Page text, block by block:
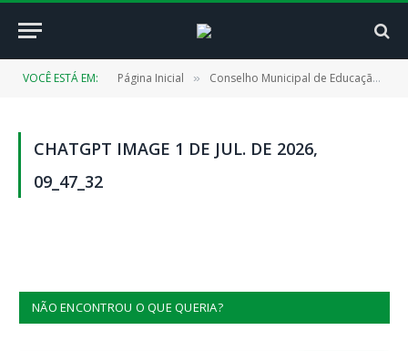
VOCÊ ESTÁ EM: Página Inicial » Conselho Municipal de Educação (CMECAP)
CHATGPT IMAGE 1 DE JUL. DE 2026,
09_47_32
NÃO ENCONTROU O QUE QUERIA?